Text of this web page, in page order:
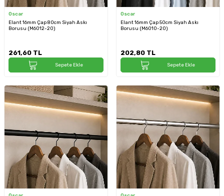
Oscar
Elant 16mm Çap 80cm Siyah Askı
Borusu (M6012-20)
261,60 TL
Sepete Ekle
Oscar
Elant 16mm Çap 50cm Siyah Askı
Borusu (M6010-20)
202,80 TL
Sepete Ekle